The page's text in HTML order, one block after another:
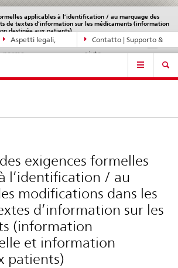
Aspetti legali,
norme
Contatto | Supporto &
aiuto
applicables à l’identification / au marquage des
de textes d’information sur les médicaments (information
destinée aux patients)
DE FR IT EN
exigences formelles
l’identification / au
modifications dans les
d’information sur les
(information
et information
patients)